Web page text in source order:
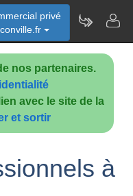
nos partenaires.
avec le site de la
et sortir
privé
à